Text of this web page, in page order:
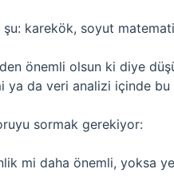
karekök, soyut
önemli olsun ki diye
ya da veri analizi içinde bu
sormak gerekiyor:
mi daha önemli, yoksa